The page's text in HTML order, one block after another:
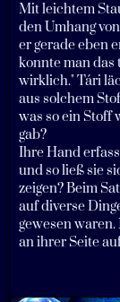
Mit leichtem
den Umhang
er gerade eben
konnte man das
wirklich." Tári
aus solchem
was so ein Stoff
gab?
Ihre Hand
und so ließ sie
zeigen? Beim
auf diverse
gewesen
an ihrer Seite